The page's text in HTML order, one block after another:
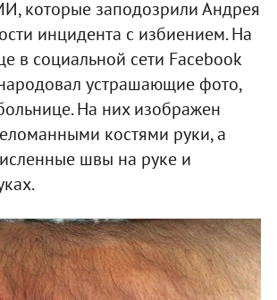
которые заподозрили Андрея
инцидента с избиением. На
в социальной сети Facebook
устрашающие фото,
На них изображен
костями руки, а
швы на руке и